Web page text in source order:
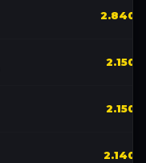
2.840
2.150
2.150
2.140